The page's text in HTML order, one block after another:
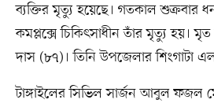
ব্যক্তির মৃত্যু হয়েছে। গতকাল শুক্রবার
কমপ্লক্সে চিকিৎসাধীন তাঁর মৃত্যু হয়।
দাস (৮৭)। তিনি উপজেলার শিংগাটা
টাঙ্গাইলের সিভিল সার্জন আবুল ফজল